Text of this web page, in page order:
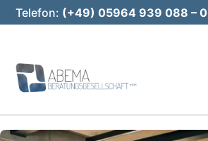
Telefon: (+49) 05964 939 088 – 0